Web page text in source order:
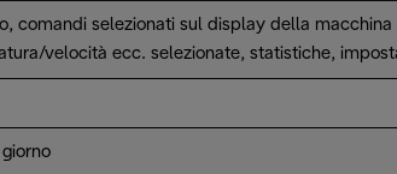
comandi selezionati sul display della macchina
velocità ecc. selezionate, statistiche,